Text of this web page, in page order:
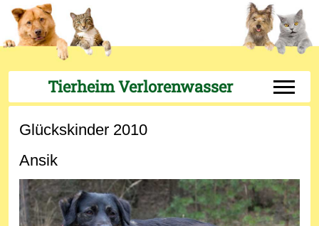
Tierheim Verlorenwasser Off-
Glückskinder 2010
Ansik